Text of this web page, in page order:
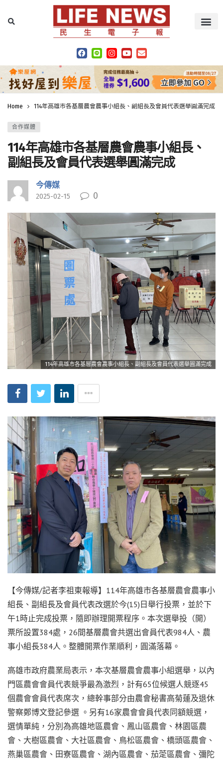
Home 114年高雄市各基層農會農事小組長、副組長及會員代表選舉圓滿完成
合作媒體
114年高雄市各基層農會農事小組長、
副組長及會員代表選舉圓滿完成
今傳媒
2025-02-15 0
114年高雄市各基層農會農事小組長、副組長及會員代表選舉圓滿完成
【今傳媒/記者李祖東報導】114年高雄市各基層農會農事小
組長、副組長及會員代表改選於今(15)日舉行投票，並於下
午1時止完成投票，隨即辦理開票程序。本次選舉投（開）
票所設置384處，26間基層農會共選出會員代表984人、農
事小組長384人。整體開票作業順利，圓滿落幕。
高雄市政府農業局表示，本次基層農會農事小組選舉，以內
門區農會會員代表競爭最為激烈，計有65位候選人競逐45
個農會會員代表席次，總幹事部分由農會秘書高菊蓮及退休
警察鄭博文登記參選 。另有16家農會會員代表同額競選，
選情單純，分別為高雄地區農會、鳳山區農會、林園區農
會、大樹區農會、大社區農會、鳥松區農會、橋頭區農會、
燕巢區農會、田寮區農會、湖內區農會、茄萣區農會、彌陀